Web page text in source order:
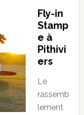
Fly-in
Stamp
e à
Pithivi
ers
Le
rassemb
lement